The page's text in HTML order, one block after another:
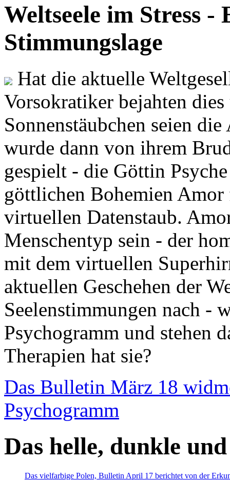
Weltseele im Stress -
Stimmungslage
Hat die aktuelle
Vorsokratiker bejahten
Sonnenstäubchen seien
wurde dann von ihrem
gespielt - die Göttin
göttlichen Bohemien
virtuellen Datenstaub.
Menschentyp sein - der
mit dem virtuellen
aktuellen Geschehen der
Seelenstimmungen nach -
Psychogramm und stehen
Therapien hat sie?
Das Bulletin März 18
Psychogramm
Das helle, dunkle
Das vielfarbige Polen, Bulletin April 17 berichtet von der